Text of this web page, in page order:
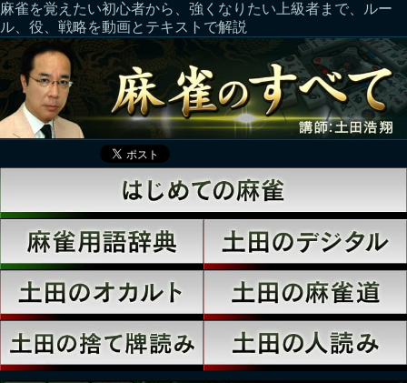
麻雀を覚えたい初心者から、強くなりたい上級者まで、ルー
ル、役、戦略を動画とテキストで解説